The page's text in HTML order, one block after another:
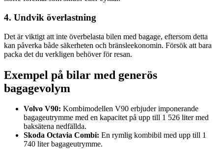
4. Undvik överlastning
Det är viktigt att inte överbelasta bilen med bagage, eftersom detta
kan påverka både säkerheten och bränsleekonomin. Försök att bara
packa det du verkligen behöver för resan.
Exempel på bilar med generös
bagagevolym
Volvo V90: Kombimodellen V90 erbjuder imponerande
bagageutrymme med en kapacitet på upp till 1 526 liter med
baksätena nedfällda.
Skoda Octavia Combi: En rymlig kombibil med upp till 1
740 liter bagageutrymme.